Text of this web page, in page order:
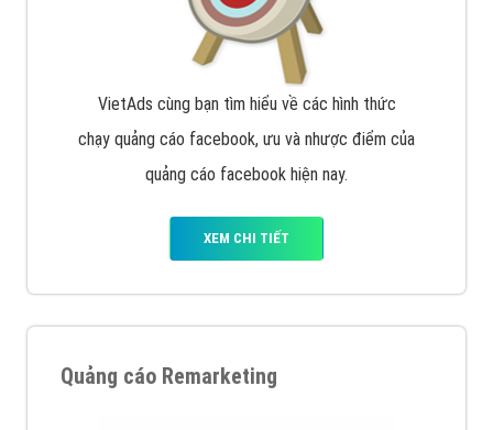
VietAds cùng bạn tìm hiểu về các hình thức
chạy quảng cáo facebook, ưu và nhược điểm của
quảng cáo facebook hiện nay.
XEM CHI TIẾT
Quảng cáo Remarketing